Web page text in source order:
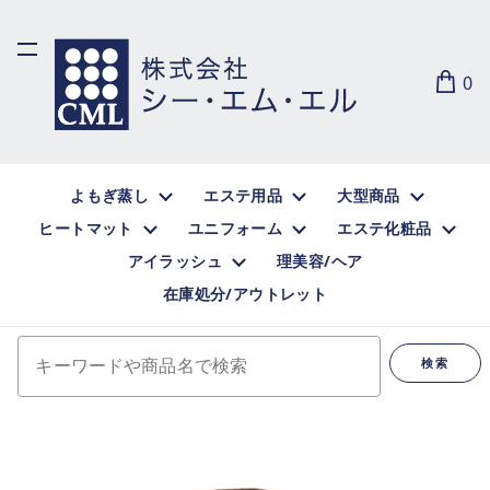
0
よもぎ蒸し エステ用品
大型商品
ヒートマット
ユニフォーム
エステ化粧品
アイラッシュ
理美容/ヘア
在庫処分/アウトレット
検索